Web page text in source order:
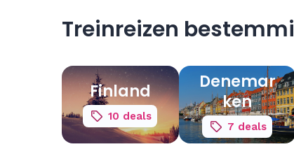
Treinreizen
10 deals
Finland
7 deals
Denemar
ken